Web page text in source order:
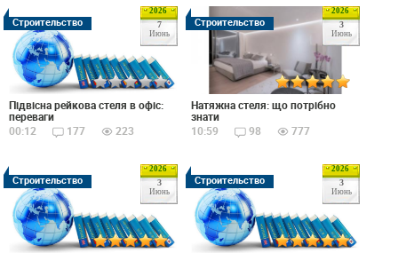
2026
7
Июнь
Строительство
Підвісна рейкова стеля в офіс:
переваги
00:12
177 223
2026
3
Июнь
Строительство
Натяжна стеля: що потрібно
знати
10:59
98 777
2026
3
Июнь
Строительство
2026
3
Июнь
Строительство